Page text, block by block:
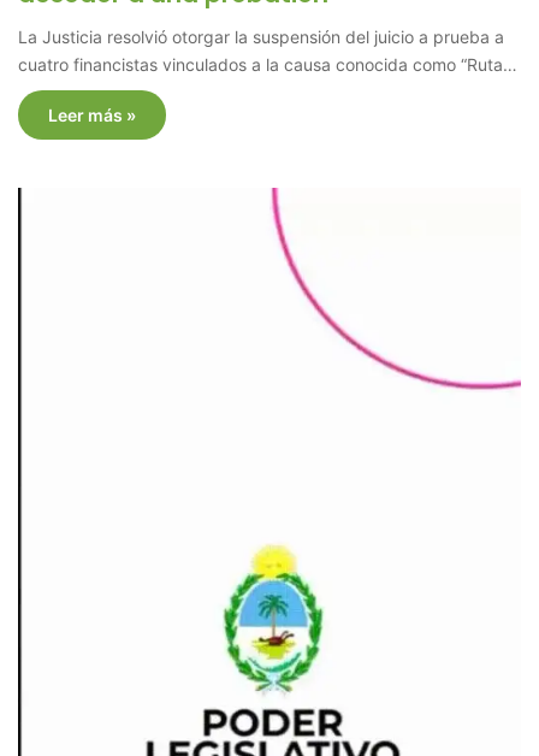
La Justicia resolvió otorgar la suspensión del juicio a prueba a
cuatro financistas vinculados a la causa conocida como “Ruta…
Leer más »